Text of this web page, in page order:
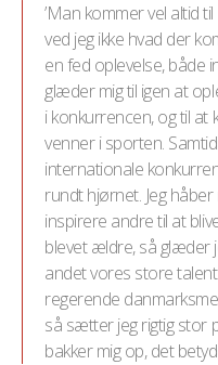
’Man kommer vel altid
ved jeg ikke hvad der
en fed oplevelse, både
glæder mig til igen at
i konkurrencen, og til
venner i sporten.
internationale
rundt hjørnet. Jeg
inspirere andre til at
blevet ældre, så glæder
andet vores store
regerende
så sætter jeg rigtig stor
bakker mig op, det